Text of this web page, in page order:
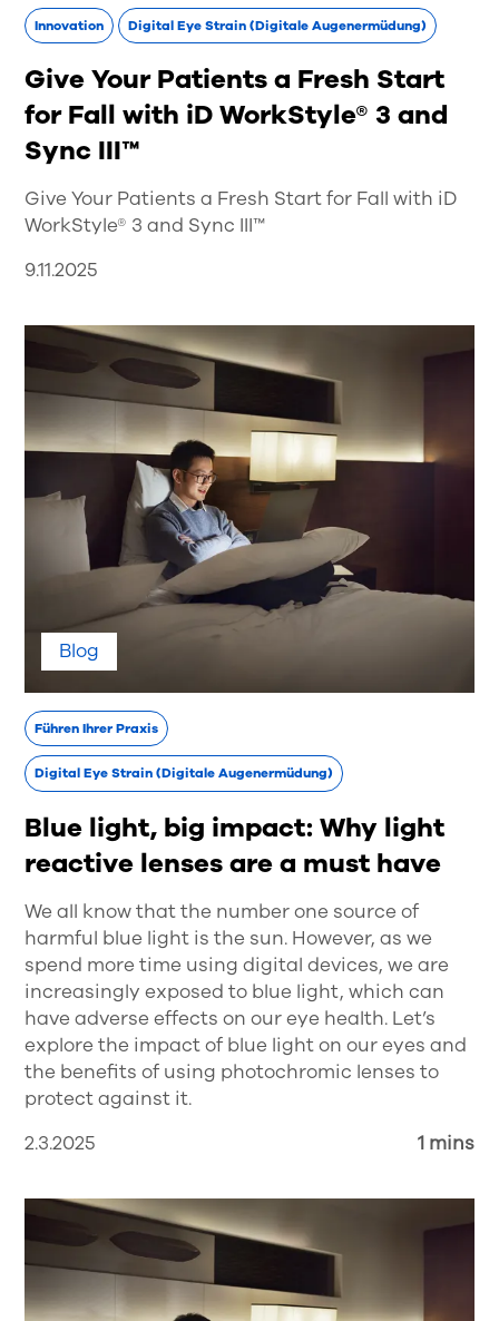
Innovation Digital Eye Strain (Digitale Augenermüdung)
Give Your Patients a Fresh Start
for Fall with iD WorkStyle® 3 and
Sync III™
Give Your Patients a Fresh Start for Fall with iD
WorkStyle® 3 and Sync III™
9.11.2025
Blog
Führen Ihrer Praxis
Digital Eye Strain (Digitale Augenermüdung)
Blue light, big impact: Why light
reactive lenses are a must have
We all know that the number one source of
harmful blue light is the sun. However, as we
spend more time using digital devices, we are
increasingly exposed to blue light, which can
have adverse effects on our eye health. Let’s
explore the impact of blue light on our eyes and
the benefits of using photochromic lenses to
protect against it.
2.3.2025
1 mins